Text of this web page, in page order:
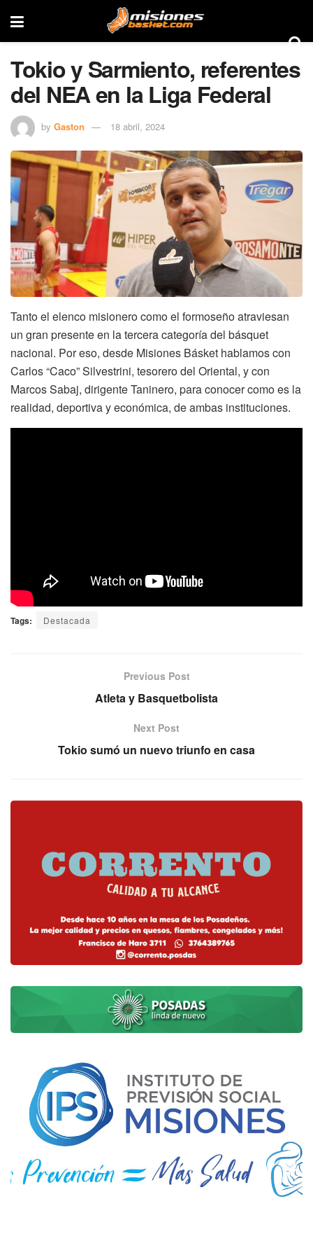
Tokio y Sarmiento, referentes
del NEA en la Liga Federal
by Gaston 18 abril, 2024
Tanto el elenco misionero como el formoseño atraviesan
un gran presente en la tercera categoría del básquet
nacional. Por eso, desde Misiones Básket hablamos con
Carlos “Caco” Silvestrini, tesorero del Oriental, y con
Marcos Sabaj, dirigente Taninero, para conocer como es la
realidad, deportiva y económica, de ambas instituciones.
Tags: Destacada
Previous Post
Atleta y Basquetbolista
Next Post
Tokio sumó un nuevo triunfo en casa